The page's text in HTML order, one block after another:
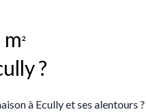
²
?
à Ecully et ses alentours ?